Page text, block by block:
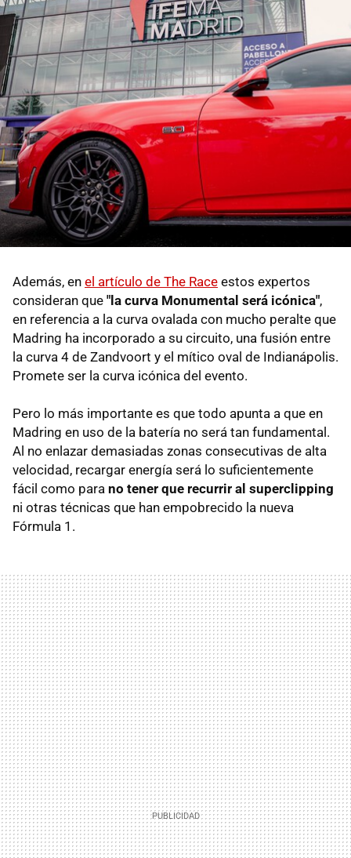
Además, en el artículo de The Race estos expertos
consideran que "la curva Monumental será icónica",
en referencia a la curva ovalada con mucho peralte que
Madring ha incorporado a su circuito, una fusión entre
la curva 4 de Zandvoort y el mítico oval de Indianápolis.
Promete ser la curva icónica del evento.
Pero lo más importante es que todo apunta a que en
Madring en uso de la batería no será tan fundamental.
Al no enlazar demasiadas zonas consecutivas de alta
velocidad, recargar energía será lo suficientemente
fácil como para no tener que recurrir al superclipping
ni otras técnicas que han empobrecido la nueva
Fórmula 1.